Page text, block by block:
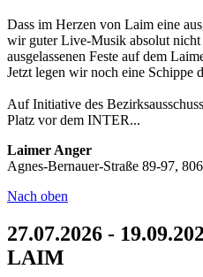
Dass im Herzen von Laim eine
wir guter Live-Musik absolut nicht
ausgelassenen Feste auf dem
Jetzt legen wir noch eine Schippe
Auf Initiative des
Platz vor dem INTER...
Laimer Anger
Agnes-Bernauer-Straße 89-97,
Nach oben
27.07.2026 -
LAIM